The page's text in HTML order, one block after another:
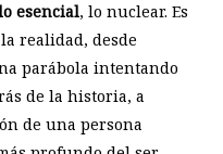
esencial, lo nuclear. Es
realidad, desde
parábola intentando
de la historia, a
de una persona